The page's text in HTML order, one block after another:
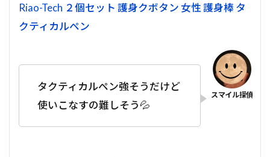
Riao-Tech ２個セット 護身クボタン 女性 護身棒 タ
クティカルペン
タクティカルペン強そうだけど
使いこなすの難しそう💦